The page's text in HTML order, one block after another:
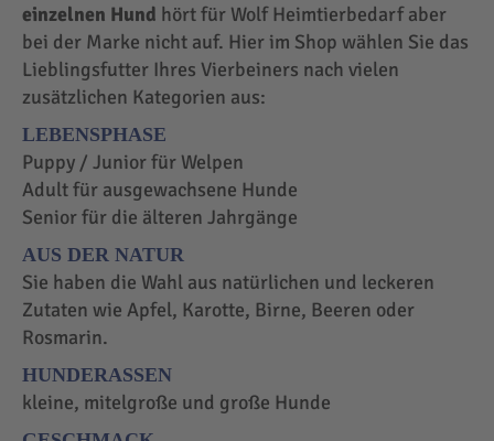
einzelnen Hund hört für Wolf Heimtierbedarf aber
bei der Marke nicht auf. Hier im Shop wählen Sie das
Lieblingsfutter Ihres Vierbeiners nach vielen
zusätzlichen Kategorien aus:
LEBENSPHASE
Puppy / Junior für Welpen
Adult für ausgewachsene Hunde
Senior für die älteren Jahrgänge
AUS DER NATUR
Sie haben die Wahl aus natürlichen und leckeren
Zutaten wie Apfel, Karotte, Birne, Beeren oder
Rosmarin.
HUNDERASSEN
kleine, mitelgroße und große Hunde